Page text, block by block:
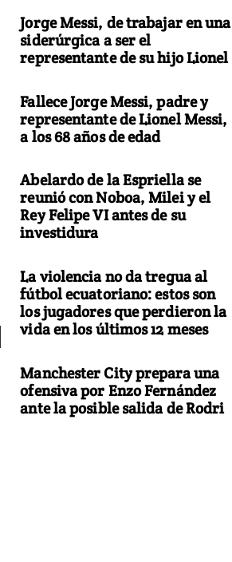
Jorge Messi, de trabajar en una
siderúrgica a ser el
representante de su hijo Lionel
Fallece Jorge Messi, padre y
representante de Lionel Messi,
a los 68 años de edad
Abelardo de la Espriella se
reunió con Noboa, Milei y el
Rey Felipe VI antes de su
investidura
La violencia no da tregua al
fútbol ecuatoriano: estos son
los jugadores que perdieron la
vida en los últimos 12 meses
Manchester City prepara una
ofensiva por Enzo Fernández
ante la posible salida de Rodri